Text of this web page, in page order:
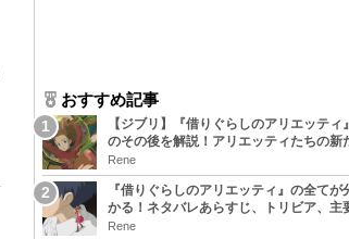
おすすめ記事
【ジブリ】『借りぐらしのアリエッティ』
のその後を解説！アリエッティたちの新
な住処は？翔の病気は治る？
Rene
『借りぐらしのアリエッティ』の全てが
かる！ネタバレあらすじ、トリビア、主
キャラまとめ！
Rene